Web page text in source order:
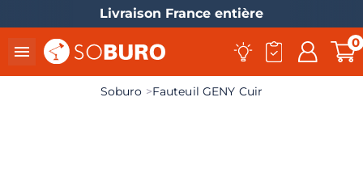
Livraison France entière
 0
Soburo Fauteuil GENY Cuir